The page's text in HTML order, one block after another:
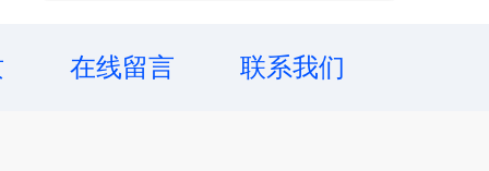
在线留言 联系我们